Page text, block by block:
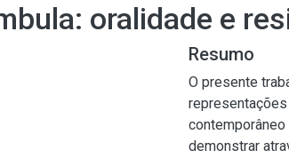
oralidade e
Resumo
O presente
representações
demonstrar